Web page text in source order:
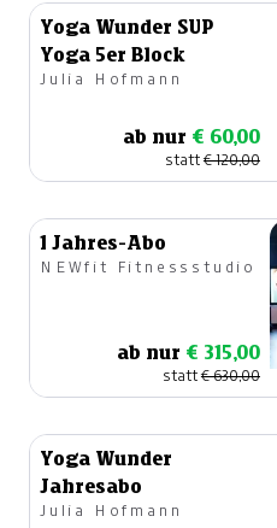
Yoga Wunder SUP
Yoga 5er Block
Julia Hofmann
ab nur € 60,00
statt€ 120,00
1 Jahres-Abo
NEWfit Fitnessstudio
ab nur € 315,00
statt€ 630,00
Yoga Wunder
Jahresabo
Julia Hofmann